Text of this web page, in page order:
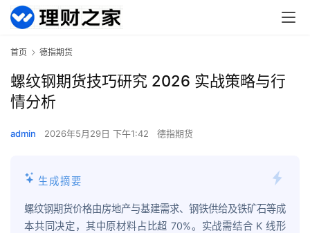
首页 德指期货
螺纹钢期货技巧研究 2026 实战策略与行
情分析
admin 2026年5月29日 下午1:42 德指期货
生成摘要
螺纹钢期货价格由房地产与基建需求、钢铁供给及铁矿石等成
本共同决定，其中原材料占比超 70%。实战需结合 K 线形